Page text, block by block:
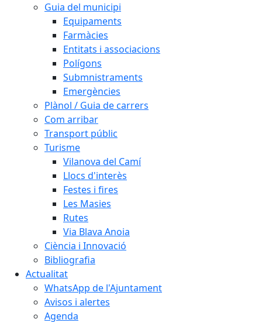
Guia del municipi
Equipaments
Farmàcies
Entitats i associacions
Polígons
Submnistraments
Emergències
Plànol / Guia de carrers
Com arribar
Transport públic
Turisme
Vilanova del Camí
Llocs d'interès
Festes i fires
Les Masies
Rutes
Via Blava Anoia
Ciència i Innovació
Bibliografia
Actualitat
WhatsApp de l'Ajuntament
Avisos i alertes
Agenda